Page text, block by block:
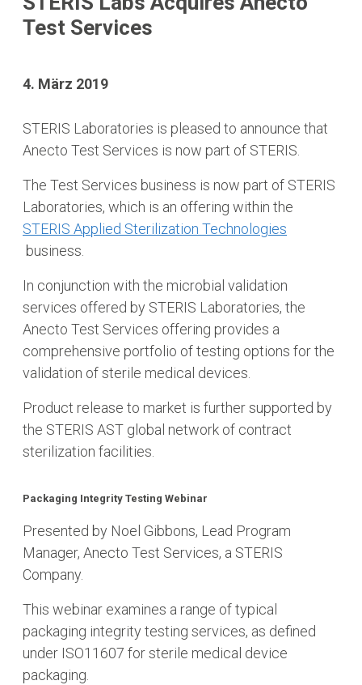
Test Services
4. März 2019
STERIS Laboratories is pleased to announce that
Anecto Test Services is now part of STERIS.
The Test Services business is now part of STERIS
Laboratories, which is an offering within the
STERIS Applied Sterilization Technologies
business.
In conjunction with the microbial validation
services offered by STERIS Laboratories, the
Anecto Test Services offering provides a
comprehensive portfolio of testing options for the
validation of sterile medical devices.
Product release to market is further supported by
the STERIS AST global network of contract
sterilization facilities.
Packaging Integrity Testing Webinar
Presented by Noel Gibbons, Lead Program
Manager, Anecto Test Services, a STERIS
Company.
This webinar examines a range of typical
packaging integrity testing services, as defined
under ISO11607 for sterile medical device
packaging.